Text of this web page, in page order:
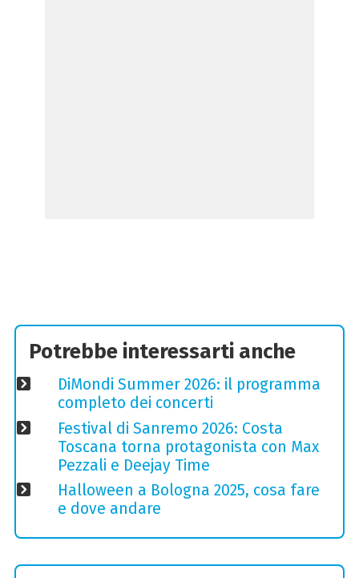
Potrebbe interessarti anche
DiMondi Summer 2026: il programma
completo dei concerti
Festival di Sanremo 2026: Costa
Toscana torna protagonista con Max
Pezzali e Deejay Time
Halloween a Bologna 2025, cosa fare
e dove andare